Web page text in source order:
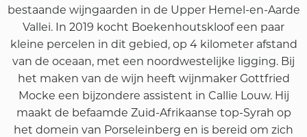
bestaande wijngaarden in de Upper Hemel-en-Aarde
Vallei. In 2019 kocht Boekenhoutskloof een paar
kleine percelen in dit gebied, op 4 kilometer afstand
van de oceaan, met een noordwestelijke ligging. Bij
het maken van de wijn heeft wijnmaker Gottfried
Mocke een bijzondere assistent in Callie Louw. Hij
maakt de befaamde Zuid-Afrikaanse top-Syrah op
het domein van Porseleinberg en is bereid om zich